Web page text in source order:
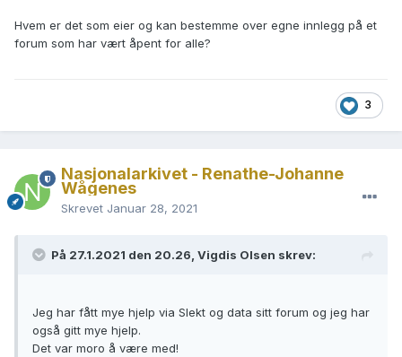
Hvem er det som eier og kan bestemme over egne innlegg på et
forum som har vært åpent for alle?
3
Nasjonalarkivet - Renathe-Johanne
Wågenes
Skrevet Januar 28, 2021
På 27.1.2021 den 20.26, Vigdis Olsen skrev:
Jeg har fått mye hjelp via Slekt og data sitt forum og jeg har
også gitt mye hjelp.
Det var moro å være med!